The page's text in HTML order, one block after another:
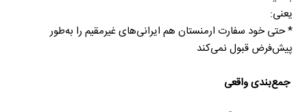
‎* حتی خود سفارت ارمنستان هم ایرانی‌های غیرمقیم را به‌طور
پیش‌فرض قبول نمی‌کند